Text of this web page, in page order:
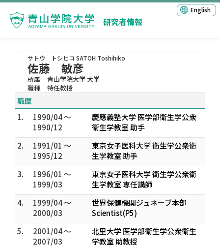
研究者情報
English
サトウ トシヒコ SATOH Toshihiko
佐藤 敏彦
所属
青山学院大学 大学
職種
特任教授
職歴
1.
1990/04 ～
1990/12
慶應義塾大学 医学部衛生学公衆
衛生学教室 助手
2.
1991/01 ～
1995/12
東京女子医科大学 衛生学公衆衛
生学教室 助手
3.
1996/01 ～
1999/03
東京女子医科大学 衛生学公衆衛
生学教室 専任講師
4.
1999/04 ～
2000/03
世界保健機関ジュネーブ本部
Scientist(P5)
5.
2001/04 ～
2007/03
北里大学 医学部衛生学公衆衛生
学教室 助教授